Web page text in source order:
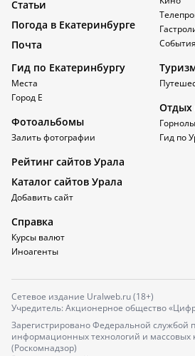
Статьи
Погода в Екатеринбурге
Почта
Гид по Екатеринбургу
Места
Город Е
Фотоальбомы
Залить фотографии
Отдых
Гид по
Рейтинг сайтов Урала
Каталог сайтов Урала
Добавить сайт
Справка
Курсы валют
Иноагенты
Сетевое издание Uralweb.ru (18+)
Учредитель: Акционерное общество
Зарегистрировано Федеральной службой
информационных технологий и массовых
(Роскомнадзор)